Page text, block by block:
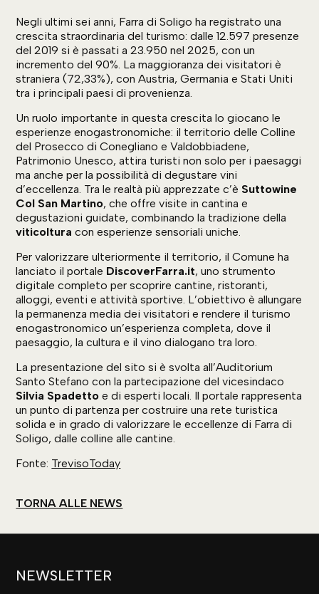
Negli ultimi sei anni, Farra di Soligo ha registrato una
crescita straordinaria del turismo: dalle 12.597 presenze
del 2019 si è passati a 23.950 nel 2025, con un
incremento del 90%. La maggioranza dei visitatori è
straniera (72,33%), con Austria, Germania e Stati Uniti
tra i principali paesi di provenienza.
Un ruolo importante in questa crescita lo giocano le
esperienze enogastronomiche: il territorio delle Colline
del Prosecco di Conegliano e Valdobbiadene,
Patrimonio Unesco, attira turisti non solo per i paesaggi
ma anche per la possibilità di degustare vini
d’eccellenza. Tra le realtà più apprezzate c’è Suttowine
Col San Martino, che offre visite in cantina e
degustazioni guidate, combinando la tradizione della
viticoltura con esperienze sensoriali uniche.
Per valorizzare ulteriormente il territorio, il Comune ha
lanciato il portale DiscoverFarra.it, uno strumento
digitale completo per scoprire cantine, ristoranti,
alloggi, eventi e attività sportive. L’obiettivo è allungare
la permanenza media dei visitatori e rendere il turismo
enogastronomico un’esperienza completa, dove il
paesaggio, la cultura e il vino dialogano tra loro.
La presentazione del sito si è svolta all’Auditorium
Santo Stefano con la partecipazione del vicesindaco
Silvia Spadetto e di esperti locali. Il portale rappresenta
un punto di partenza per costruire una rete turistica
solida e in grado di valorizzare le eccellenze di Farra di
Soligo, dalle colline alle cantine.
Fonte: TrevisoToday
TORNA ALLE NEWS
NEWSLETTER